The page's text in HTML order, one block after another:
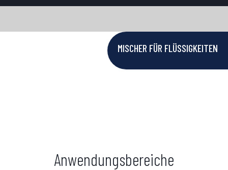
MISCHER FÜR FLÜSSIGKEITEN
Anwendungsbereiche